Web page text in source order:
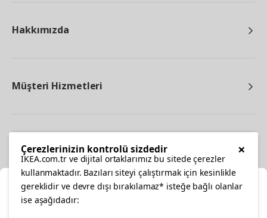
Hakkımızda
Müşteri Hizmetleri
×
Çerezlerinizin kontrolü sizdedir
IKEA.com.tr ve dijital ortaklarımız bu sitede çerezler
kullanmaktadır. Bazıları siteyi çalıştırmak için kesinlikle
gereklidir ve devre dışı bırakılamaz* isteğe bağlı olanlar
ise aşağıdadır: